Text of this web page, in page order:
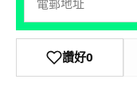
讚好0